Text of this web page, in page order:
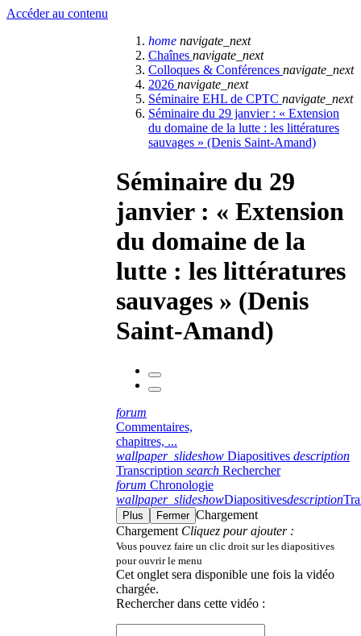
Accéder au contenu
home navigate_next
Chaînes navigate_next
Colloques & Conférences navigate_next
2026 navigate_next
Séminaire EHL de CPTC navigate_next
Séminaire du 29 janvier : « Extension
du domaine de la lutte : les littératures
sauvages » (Denis Saint-Amand)
Séminaire du 29
janvier : « Extension
du domaine de la
lutte : les littératures
sauvages » (Denis
Saint-Amand)
forum
Commentaires,
chapitres, ...
wallpaper_slideshow Diapositives description
Transcription search Rechercher
forum Chronologie
wallpaper_slideshowDiapositivesdescription
Plus Fermer Chargement
Chargement Cliquez pour ajouter :
Vous pouvez faire un clic droit sur les diapositives
pour ouvrir le menu
Cet onglet sera disponible une fois la vidéo
chargée.
Rechercher dans cette vidéo :